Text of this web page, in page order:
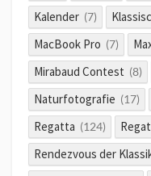
Kalender (7)
MacBook Pro (7)
Mirabaud Contest (8)
Naturfotografie (17)
Regatta (124)
Rendezvous der